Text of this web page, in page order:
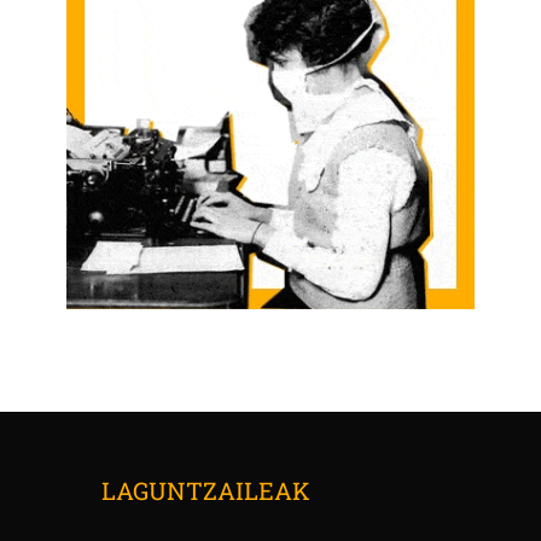
LAGUNTZAILEAK